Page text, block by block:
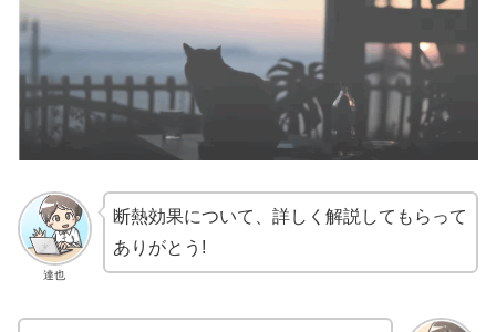
達也
断熱効果について、詳しく解説してもらって
ありがとう!